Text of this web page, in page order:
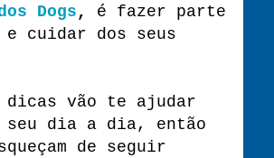
Dogs ,
é fazer parte
e cuidar dos seus
dicas vão te ajudar
seu dia a dia, então
de seguir